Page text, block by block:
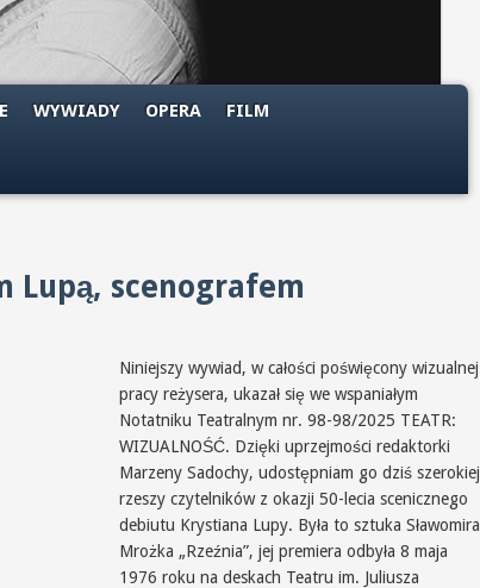
WYWIADY OPERA FILM
Lupą, scenografem
Niniejszy wywiad, w całości poświęcony wizualnej
pracy reżysera, ukazał się we wspaniałym
Notatniku Teatralnym nr. 98-98/2025 TEATR:
WIZUALNOŚĆ. Dzięki uprzejmości redaktorki
Marzeny Sadochy, udostępniam go dziś szerokiej
rzeszy czytelników z okazji 50-lecia scenicznego
debiutu Krystiana Lupy. Była to sztuka Sławomira
Mrożka „Rzeźnia”, jej premiera odbyła 8 maja
1976 roku na deskach Teatru im. Juliusza